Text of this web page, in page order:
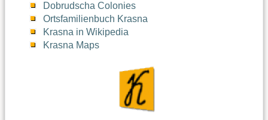
Dobrudscha Colonies
Ortsfamilienbuch Krasna
Krasna in Wikipedia
Krasna Maps